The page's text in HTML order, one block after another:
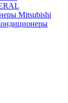
Mitsubishi